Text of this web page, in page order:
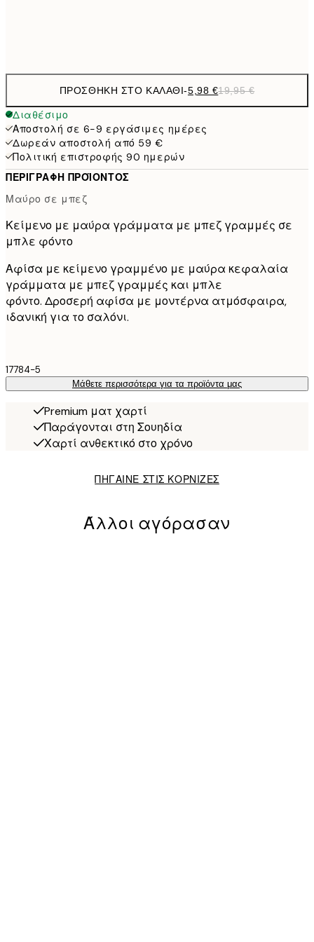
ΠΡΟΣΘΉΚΗ ΣΤΟ ΚΑΛΆΘΙ-5,98 €19,95 €
Διαθέσιμο
Αποστολή σε 6-9 εργάσιμες ημέρες
Δωρεάν αποστολή από 59 €
Πολιτική επιστροφής 90 ημερών
ΠΕΡΙΓΡΑΦΉ ΠΡΟΪΌΝΤΟΣ
Μαύρο σε μπεζ
Κείμενο με μαύρα γράμματα με μπεζ γραμμές σε
μπλε φόντο
Αφίσα με κείμενο γραμμένο με μαύρα κεφαλαία
γράμματα με μπεζ γραμμές και μπλε
φόντο. Δροσερή αφίσα με μοντέρνα ατμόσφαιρα,
ιδανική για το σαλόνι.
17784-5
Μάθετε περισσότερα για τα προϊόντα μας
Premium ματ χαρτί
Παράγονται στη Σουηδία
Χαρτί ανθεκτικό στο χρόνο
ΠΗΓΑΙΝΕ ΣΤΙΣ ΚΟΡΝΙΖΕΣ
Άλλοι αγόρασαν